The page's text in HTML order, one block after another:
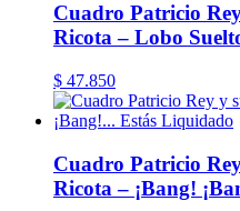
Cuadro Patricio
Ricota – Lobo
$ 47.850
Cuadro Patricio
Ricota – ¡Bang!